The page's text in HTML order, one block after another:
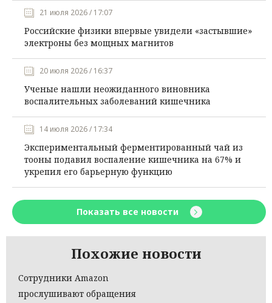
21 июля 2026 / 17:07
Российские физики впервые увидели «застывшие»
электроны без мощных магнитов
20 июля 2026 / 16:37
Ученые нашли неожиданного виновника
воспалительных заболеваний кишечника
14 июля 2026 / 17:34
Экспериментальный ферментированный чай из
тооны подавил воспаление кишечника на 67% и
укрепил его барьерную функцию
Показать все новости
Похожие новости
Сотрудники Amazon
прослушивают обращения